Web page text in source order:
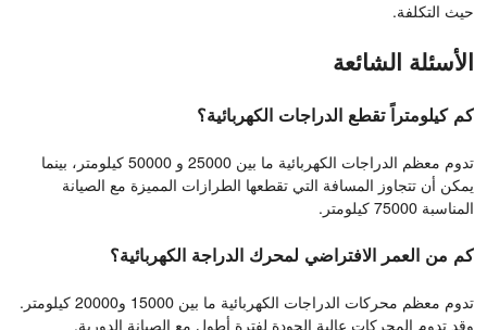
حيث التكلفة.
الأسئلة الشائعة
كم كيلومتراً تقطع الدراجات الكهربائية؟
تدوم معظم الدراجات الكهربائية ما بين 25000 و 50000 كيلومتر، بينما
يمكن أن تتجاوز المسافة التي تقطعها الطرازات المميزة مع الصيانة
المناسبة 75000 كيلومتر.
كم من العمر الافتراضي لمحرك الدراجة الكهربائية؟
تدوم معظم محركات الدراجات الكهربائية ما بين 15000 و20000 كيلومتر.
وقد تدوم المحركات عالية الجودة لفترة أطول مع الصيانة الدورية.